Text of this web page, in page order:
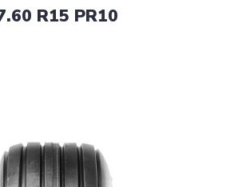
R15 PR10